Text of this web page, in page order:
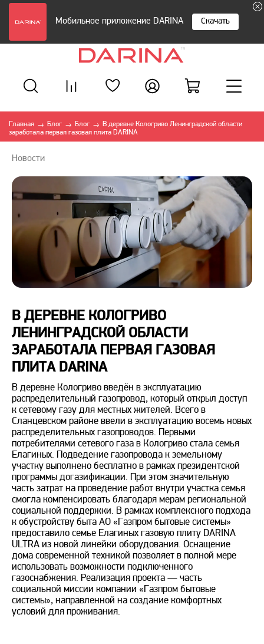
Мобильное приложение DARINA Скачать
Главная → Блог → Блог →
В деревне Кологриво Ленинградской области
заработала первая газовая плита DARINA
Новости
В ДЕРЕВНЕ КОЛОГРИВО
ЛЕНИНГРАДСКОЙ ОБЛАСТИ
ЗАРАБОТАЛА ПЕРВАЯ ГАЗОВАЯ
ПЛИТА DARINA
В деревне Кологриво введён в эксплуатацию
распределительный газопровод, который открыл доступ
к сетевому газу для местных жителей. Всего в
Сланцевском районе ввели в эксплуатацию восемь новых
распределительных газопроводов. Первыми
потребителями сетевого газа в Кологриво стала семья
Елагиных. Подведение газопровода к земельному
участку выполнено бесплатно в рамках президентской
программы догазификации. При этом значительную
часть затрат на проведение работ внутри участка семья
смогла компенсировать благодаря мерам региональной
социальной поддержки. В рамках комплексного подхода
к обустройству быта АО «Газпром бытовые системы»
предоставило семье Елагиных газовую плиту DARINA
ULTRA из новой линейки оборудования. Оснащение
дома современной техникой позволяет в полной мере
использовать возможности подключенного
газоснабжения. Реализация проекта — часть
социальной миссии компании «Газпром бытовые
системы», направленной на создание комфортных
условий для проживания.